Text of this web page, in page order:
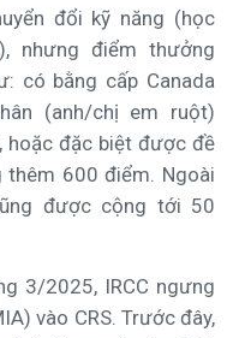
đổi kỹ năng (học
nhưng điểm thưởng
có bằng cấp Canada
(anh/chị em ruột)
hoặc đặc biệt được đề
thêm 600 điểm. Ngoài
được cộng tới 50
3/2025, IRCC ngưng
vào CRS. Trước đây,